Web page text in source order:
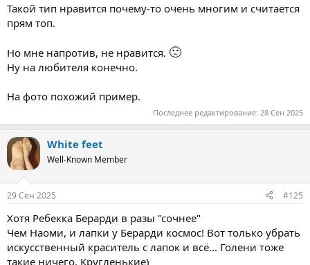
Такой тип нравится почему-то очень многим и считается
прям топ.
Но мне напротив, не нравится. 🙁
Ну на любителя конечно.
На фото похожий пример.
Последнее редактирование: 28 Сен 2025
White feet
Well-Known Member
29 Сен 2025 #125
Хотя Ребекка Берарди в разы "сочнее"
Чем Наоми, и лапки у Берарди космос! Вот только убрать
искусственный краситель с лапок и всё... Голени тоже
такие ничего. Кругленькие)